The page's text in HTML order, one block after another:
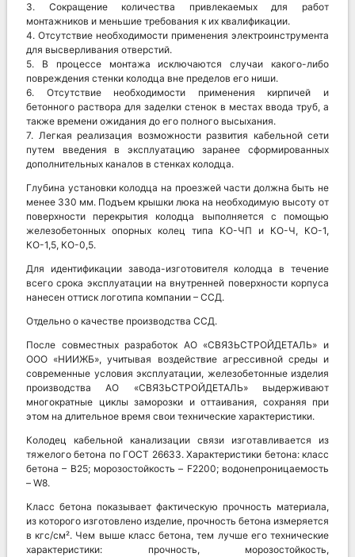
3. Сокращение количества привлекаемых для работ
монтажников и меньшие требования к их квалификации.
4. Отсутствие необходимости применения электроинструмента
для высверливания отверстий.
5. В процессе монтажа исключаются случаи какого-либо
повреждения стенки колодца вне пределов его ниши.
6. Отсутствие необходимости применения кирпичей и
бетонного раствора для заделки стенок в местах ввода труб, а
также времени ожидания до его полного высыхания.
7. Легкая реализация возможности развития кабельной сети
путем введения в эксплуатацию заранее сформированных
дополнительных каналов в стенках колодца.
Глубина установки колодца на проезжей части должна быть не
менее 330 мм. Подъем крышки люка на необходимую высоту от
поверхности перекрытия колодца выполняется с помощью
железобетонных опорных колец типа КО-ЧП и КО-Ч, КО-1,
КО-1,5, КО-0,5.
Для идентификации завода-изготовителя колодца в течение
всего срока эксплуатации на внутренней поверхности корпуса
нанесен оттиск логотипа компании – ССД.
Отдельно о качестве производства ССД.
После совместных разработок АО «СВЯЗЬСТРОЙДЕТАЛЬ» и
ООО «НИИЖБ», учитывая воздействие агрессивной среды и
современные условия эксплуатации, железобетонные изделия
производства АО «СВЯЗЬСТРОЙДЕТАЛЬ» выдерживают
многократные циклы заморозки и оттаивания, сохраняя при
этом на длительное время свои технические характеристики.
Колодец кабельной канализации связи изготавливается из
тяжелого бетона по ГОСТ 26633. Характеристики бетона: класс
бетона – В25; морозостойкость – F2200; водонепроницаемость
– W8.
Класс бетона показывает фактическую прочность материала,
из которого изготовлено изделие, прочность бетона измеряется
в кгс/см². Чем выше класс бетона, тем лучше его технические
характеристики: прочность, морозостойкость,